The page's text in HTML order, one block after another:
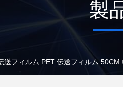
製
送フィルム PET 伝送フィルム 50CM